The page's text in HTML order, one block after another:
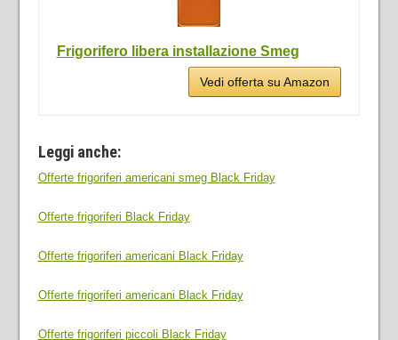
Frigorifero libera installazione Smeg
Vedi offerta su Amazon
Leggi anche:
Offerte frigoriferi americani smeg Black Friday
Offerte frigoriferi Black Friday
Offerte frigoriferi americani Black Friday
Offerte frigoriferi americani Black Friday
Offerte frigoriferi piccoli Black Friday